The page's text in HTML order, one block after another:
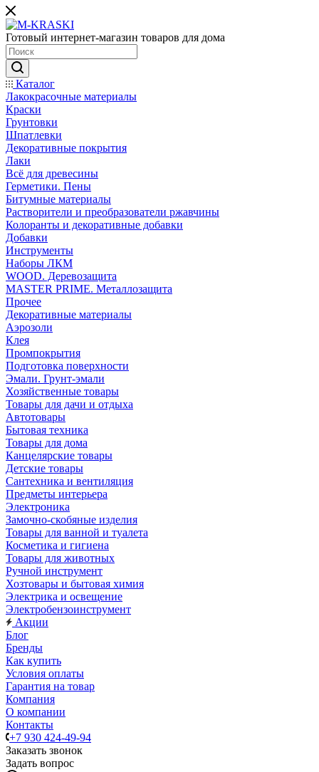
Готовый интернет-магазин товаров для дома
Каталог
Лакокрасочные материалы
Краски
Грунтовки
Шпатлевки
Декоративные покрытия
Лаки
Всё для древесины
Герметики. Пены
Битумные материалы
Растворители и преобразователи ржавчины
Колоранты и декоративные добавки
Добавки
Инструменты
Наборы ЛКМ
WOOD. Деревозащита
MASTER PRIME. Металлозащита
Прочее
Декоративные материалы
Аэрозоли
Клея
Промпокрытия
Подготовка поверхности
Эмали. Грунт-эмали
Хозяйственные товары
Товары для дачи и отдыха
Автотовары
Бытовая техника
Товары для дома
Канцелярские товары
Детские товары
Сантехника и вентиляция
Предметы интерьера
Электроника
Замочно-скобяные изделия
Товары для ванной и туалета
Косметика и гигиена
Товары для животных
Ручной инструмент
Хозтовары и бытовая химия
Электрика и освещение
Электробензоинструмент
Акции
Блог
Бренды
Как купить
Условия оплаты
Гарантия на товар
Компания
О компании
Контакты
+7 930 424-49-94
Заказать звонок
Задать вопрос